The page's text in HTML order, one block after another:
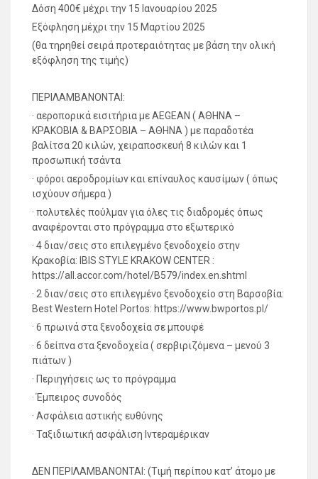
Δόση 400€ μέχρι την 15 Ιανουαρίου 2025
Εξόφληση μέχρι την 15 Μαρτίου 2025
(θα τηρηθεί σειρά προτεραιότητας με βάση την ολική
εξόφληση της τιμής)
ΠΕΡΙΛΑΜΒΑΝΟΝΤΑΙ:
· αεροπορικά εισιτήρια με ΑΕGEAN ( ΑΘΗΝΑ –
KΡΑΚΟΒΙΑ & ΒΑΡΣΟΒΙΑ – ΑΘΗΝΑ ) με παραδοτέα
βαλίτσα 20 κιλών, χειραποσκευή 8 κιλών και 1
προσωπική τσάντα
· φόροι αεροδρομίων και επίναυλος καυσίμων ( όπως
ισχύουν σήμερα )
· πολυτελές πούλμαν για όλες τις διαδρομές όπως
αναφέρονται στο πρόγραμμα στο εξωτερικό
· 4 διαν/σεις στο επιλεγμένο ξενοδοχείο στην
Κρακοβία: IBIS STYLE KRAKOW CENTER :
https://all.accor.com/hotel/B579/index.en.shtml
· 2 διαν/σεις στο επιλεγμένο ξενοδοχείο στη Βαρσοβία:
Best Western Hotel Portos: https://www.bwportos.pl/
· 6 πρωινά στα ξενοδοχεία σε μπουφέ
· 6 δείπνα στα ξενοδοχεία ( σερβιριζόμενα – μενού 3
πιάτων )
· Περιηγήσεις ως το πρόγραμμα
· Έμπειρος συνοδός
· Ασφάλεια αστικής ευθύνης
· Ταξιδιωτική ασφάλιση Ιντεραμέρικαν
ΔΕΝ ΠΕΡΙΛΑΜΒΑΝΟΝΤΑΙ: (Τιμή περίπου κατ’ άτομο με